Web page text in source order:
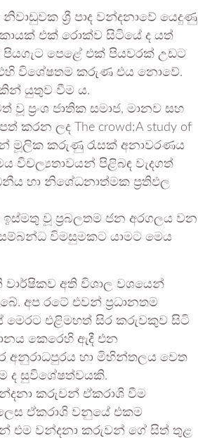
ශ්‍රී පාද වන්දනාවේ යෙදුණු
එක් රොක්ව සිටියේ ද යත්
පෙළේ එක් පියවරක් උඩට
එහි විශේෂතම කරුණ එය නොවේ.
යුතුව වීම ය.
ප්‍රංශ ජාතික සමාජ, මානව සහ
ලද The crowd;A study of
මූලික කරුණු රැසක් අනාවරණය
විචල්‍යතාවයන් පිළිබඳ වැදගත්
හා නිශේධනාත්මක ප්‍රතිඵල
වූ ප්‍රබලතම ජන අරගලය වන
සම්බන්ධ විමසුමකට යාමට මෙය
වාර්ෂිකව අති විශාල වශයෙන්
අප රටේ එවන් ප්‍රධානතම
මෙරට එළිමහත් සිර කරුවකුව සිටි
කෙරෙහි ඇදී එන
අනුරාධපුරය හා මිහින්තලය වෙත
ද සුවිශේෂත්වයකි.
කරුවන් ඒකරාශි වීම
ඒකරාශි වනුයේ එකම
එම වන්දනා කරුවන් ගේ සිත් තුළ